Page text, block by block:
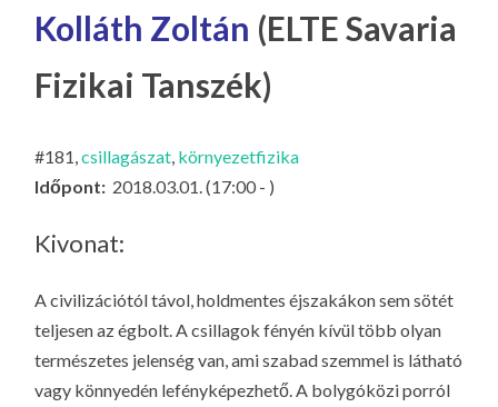
A
CS
O
Kolláth Zoltán (ELTE Savaria
Fizikai Tanszék)
#181,csillagászat, környezetfizika
Időpont: 2018.03.01. (17:00 - )
Kivonat:
A civilizációtól távol, holdmentes éjszakákon sem sötét
teljesen az égbolt. A csillagok fényén kívül több olyan
természetes jelenség van, ami szabad szemmel is látható
vagy könnyedén lefényképezhető. A bolygóközi porról